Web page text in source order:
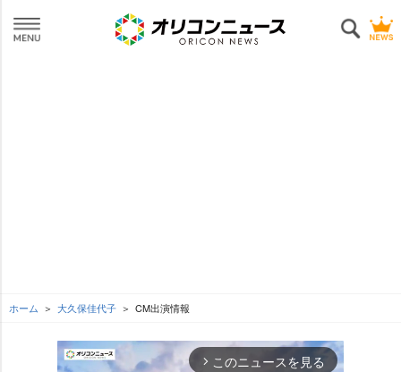
ホーム 大久保佳代子 CM出演情報
arrow_forward_ios このニュースを見る